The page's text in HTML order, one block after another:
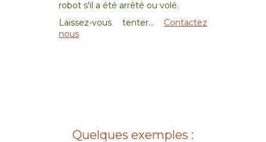
robot s'il a été arrêté ou volé.
Laissez-vous tenter... Contactez
nous
Quelques exemples :